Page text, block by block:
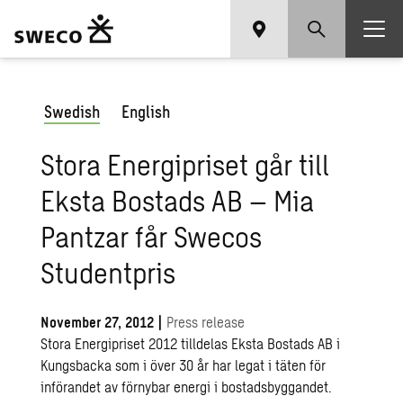
Swedish English
Stora Energipriset går till
Eksta Bostads AB – Mia
Pantzar får Swecos
Studentpris
November 27, 2012 | Press release
Stora Energipriset 2012 tilldelas Eksta Bostads AB i
Kungsbacka som i över 30 år har legat i täten för
införandet av förnybar energi i bostadsbyggandet.